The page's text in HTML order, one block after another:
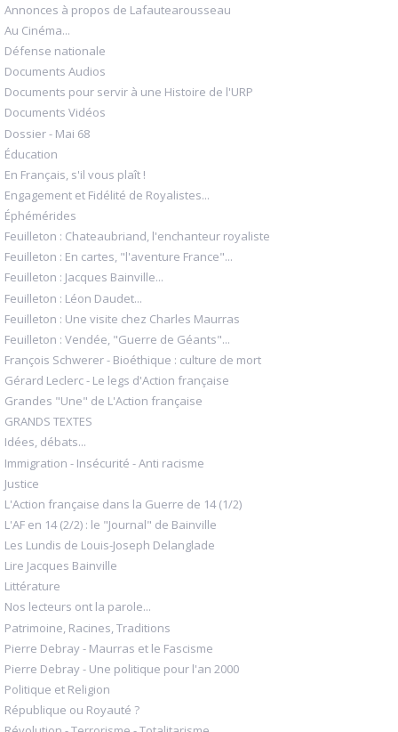
Annonces à propos de Lafautearousseau
Au Cinéma...
Défense nationale
Documents Audios
Documents pour servir à une Histoire de l'URP
Documents Vidéos
Dossier - Mai 68
Éducation
En Français, s'il vous plaît !
Engagement et Fidélité de Royalistes...
Éphémérides
Feuilleton : Chateaubriand, l'enchanteur royaliste
Feuilleton : En cartes, "l'aventure France"...
Feuilleton : Jacques Bainville...
Feuilleton : Léon Daudet...
Feuilleton : Une visite chez Charles Maurras
Feuilleton : Vendée, "Guerre de Géants"...
François Schwerer - Bioéthique : culture de mort
Gérard Leclerc - Le legs d'Action française
Grandes "Une" de L'Action française
GRANDS TEXTES
Idées, débats...
Immigration - Insécurité - Anti racisme
Justice
L'Action française dans la Guerre de 14 (1/2)
L'AF en 14 (2/2) : le "Journal" de Bainville
Les Lundis de Louis-Joseph Delanglade
Lire Jacques Bainville
Littérature
Nos lecteurs ont la parole...
Patrimoine, Racines, Traditions
Pierre Debray - Maurras et le Fascisme
Pierre Debray - Une politique pour l'an 2000
Politique et Religion
République ou Royauté ?